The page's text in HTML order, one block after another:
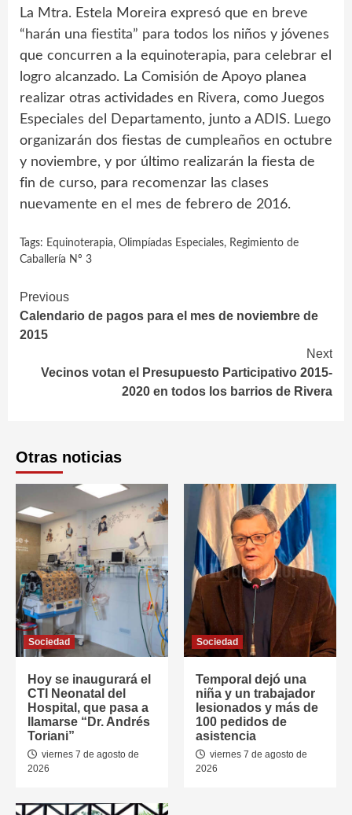
La Mtra. Estela Moreira expresó que en breve
“harán una fiestita” para todos los niños y jóvenes
que concurren a la equinoterapia, para celebrar el
logro alcanzado. La Comisión de Apoyo planea
realizar otras actividades en Rivera, como Juegos
Especiales del Departamento, junto a ADIS. Luego
organizarán dos fiestas de cumpleaños en octubre
y noviembre, y por último realizarán la fiesta de
fin de curso, para recomenzar las clases
nuevamente en el mes de febrero de 2016.
Tags: Equinoterapia, Olimpíadas Especiales, Regimiento de
Caballería Nº 3
Continue
Reading
Previous
Calendario de pagos para el mes de noviembre de
2015
Next
Vecinos votan el Presupuesto Participativo 2015-
2020 en todos los barrios de Rivera
Otras noticias
Sociedad
Hoy se inaugurará el
CTI Neonatal del
Hospital, que pasa a
llamarse “Dr. Andrés
Toriani”
viernes 7 de agosto de
2026
Sociedad
Temporal dejó una
niña y un trabajador
lesionados y más de
100 pedidos de
asistencia
viernes 7 de agosto de
2026